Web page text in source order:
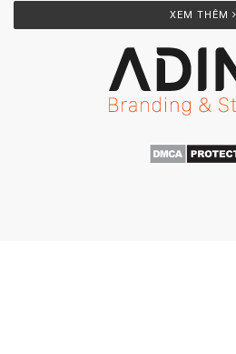
XEM THÊM